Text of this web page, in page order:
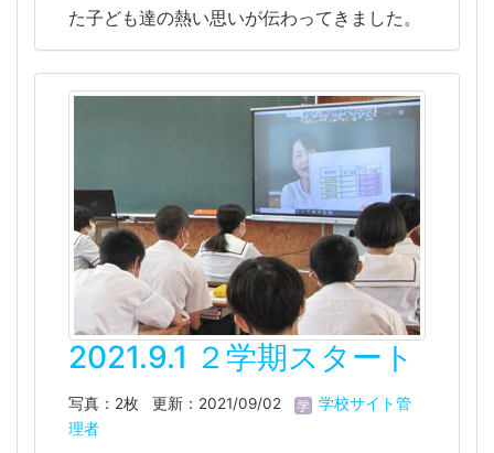
た子ども達の熱い思いが伝わってきました。
2021.9.1 ２学期スタート
写真：2枚 更新：2021/09/02
学校サイト管
理者